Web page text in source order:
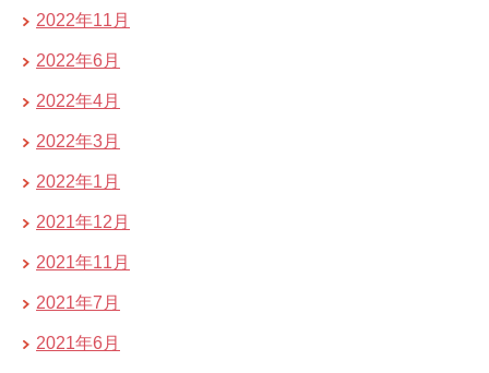
2022年11月
2022年6月
2022年4月
2022年3月
2022年1月
2021年12月
2021年11月
2021年7月
2021年6月